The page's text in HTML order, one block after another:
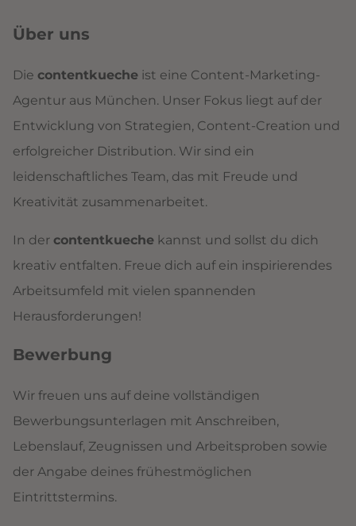
Über uns
Die contentkueche ist eine Content-Marketing-
Agentur aus München. Unser Fokus liegt auf der
Entwicklung von Strategien, Content-Creation und
erfolgreicher Distribution. Wir sind ein
leidenschaftliches Team, das mit Freude und
Kreativität zusammenarbeitet.
In der contentkueche kannst und sollst du dich
kreativ entfalten. Freue dich auf ein inspirierendes
Arbeitsumfeld mit vielen spannenden
Herausforderungen!
Bewerbung
Wir freuen uns auf deine vollständigen
Bewerbungsunterlagen mit Anschreiben,
Lebenslauf, Zeugnissen und Arbeitsproben sowie
der Angabe deines frühestmöglichen
Eintrittstermins.